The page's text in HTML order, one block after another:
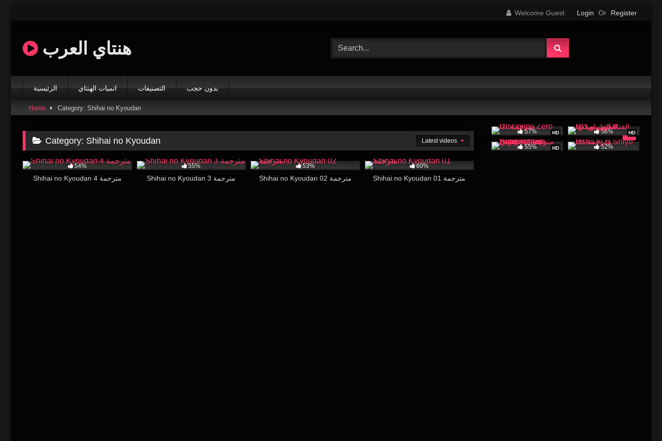
Welcome Guest Login Or Register
هنتاي العرب
الرئيسية انميات الهنتاي التصنيفات بدون حجب
Home Category: Shihai no Kyoudan
Category: Shihai no Kyoudan
Latest videos
54%
Shihai no Kyoudan 4 مترجمة
55%
Shihai no Kyoudan 3 مترجمة
53%
Shihai no Kyoudan 02 مترجمة
60%
Shihai no Kyoudan 01 مترجمة
HD
57% HD
56%
HD
55% 52%